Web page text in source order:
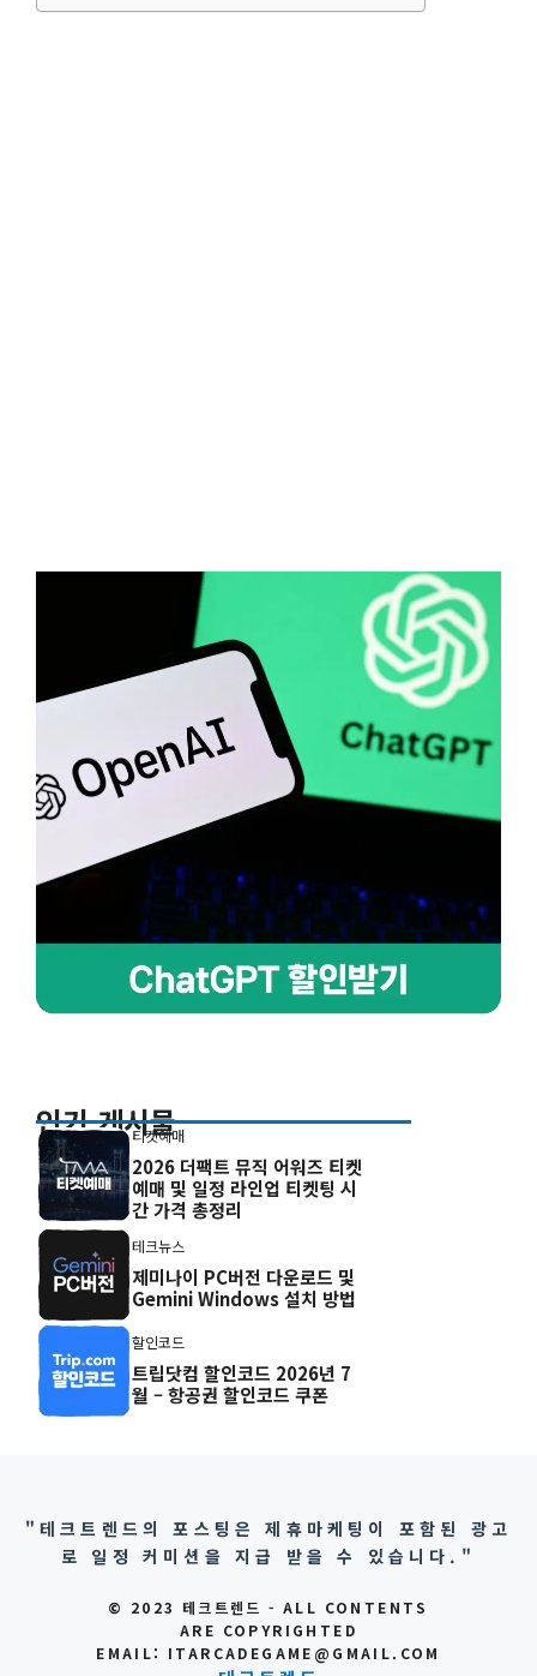
인기 게시물
티켓예매
2026 더팩트 뮤직 어워즈 티켓
예매 및 일정 라인업 티켓팅 시
간 가격 총정리
테크뉴스
제미나이 PC버전 다운로드 및
Gemini Windows 설치 방법
할인코드
트립닷컴 할인코드 2026년 7
월 – 항공권 할인코드 쿠폰
"테크트렌드의 포스팅은 제휴마케팅이 포함된 광고
로 일정 커미션을 지급 받을 수 있습니다."
© 2023 테크트렌드 - ALL CONTENTS
ARE COPYRIGHTED
EMAIL: ITARCADEGAME@GMAIL.COM